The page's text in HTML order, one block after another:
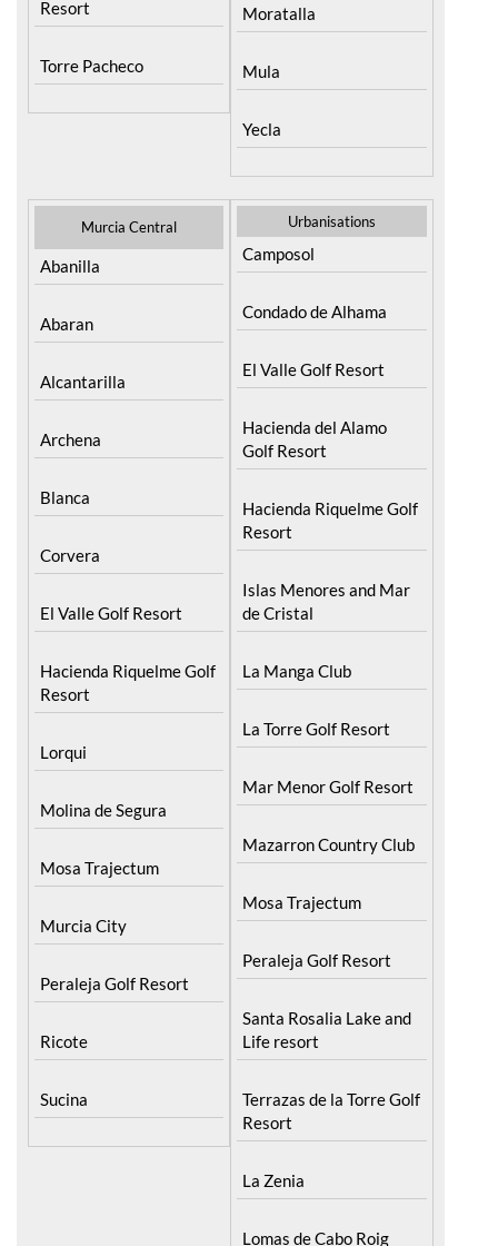
Resort
Torre Pacheco
Moratalla
Mula
Yecla
Murcia Central
Abanilla
Abaran
Alcantarilla
Archena
Blanca
Corvera
El Valle Golf Resort
Hacienda Riquelme Golf
Resort
Lorqui
Molina de Segura
Mosa Trajectum
Murcia City
Peraleja Golf Resort
Ricote
Sucina
Urbanisations
Camposol
Condado de Alhama
El Valle Golf Resort
Hacienda del Alamo
Golf Resort
Hacienda Riquelme Golf
Resort
Islas Menores and Mar
de Cristal
La Manga Club
La Torre Golf Resort
Mar Menor Golf Resort
Mazarron Country Club
Mosa Trajectum
Peraleja Golf Resort
Santa Rosalia Lake and
Life resort
Terrazas de la Torre Golf
Resort
La Zenia
Lomas de Cabo Roig